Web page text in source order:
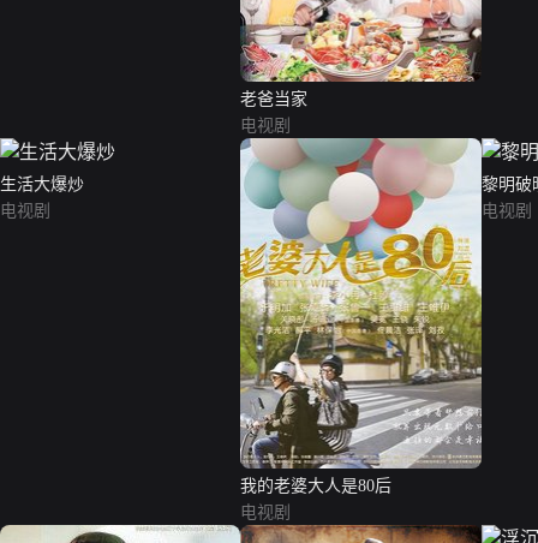
老爸当家
电视剧
生活大爆炒
电视剧
我的老婆大人是80后
电视剧
黎明破
电视剧